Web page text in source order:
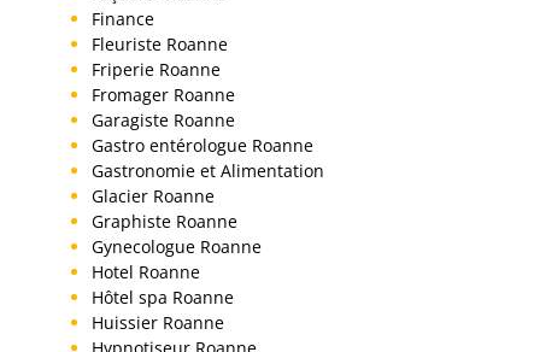
Finance
Fleuriste Roanne
Friperie Roanne
Fromager Roanne
Garagiste Roanne
Gastro entérologue Roanne
Gastronomie et Alimentation
Glacier Roanne
Graphiste Roanne
Gynecologue Roanne
Hotel Roanne
Hôtel spa Roanne
Huissier Roanne